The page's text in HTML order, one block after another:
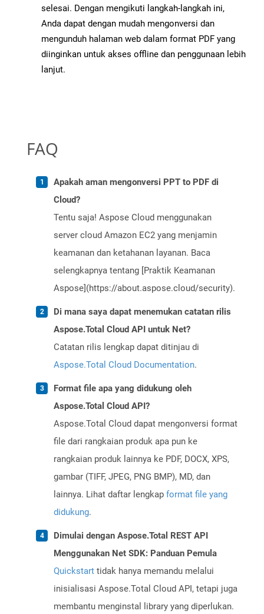
selesai. Dengan mengikuti langkah-langkah ini,
Anda dapat dengan mudah mengonversi dan
mengunduh halaman web dalam format PDF yang
diinginkan untuk akses offline dan penggunaan lebih
lanjut.
FAQ
Apakah aman mengonversi PPT to PDF di
Cloud?
Tentu saja! Aspose Cloud menggunakan
server cloud Amazon EC2 yang menjamin
keamanan dan ketahanan layanan. Baca
selengkapnya tentang [Praktik Keamanan
Aspose](https://about.aspose.cloud/security).
Di mana saya dapat menemukan catatan rilis
Aspose.Total Cloud API untuk Net?
Catatan rilis lengkap dapat ditinjau di
Aspose.Total Cloud Documentation.
Format file apa yang didukung oleh
Aspose.Total Cloud API?
Aspose.Total Cloud dapat mengonversi format
file dari rangkaian produk apa pun ke
rangkaian produk lainnya ke PDF, DOCX, XPS,
gambar (TIFF, JPEG, PNG BMP), MD, dan
lainnya. Lihat daftar lengkap format file yang
didukung.
Dimulai dengan Aspose.Total REST API
Menggunakan Net SDK: Panduan Pemula
Quickstart tidak hanya memandu melalui
inisialisasi Aspose.Total Cloud API, tetapi juga
membantu menginstal library yang diperlukan.